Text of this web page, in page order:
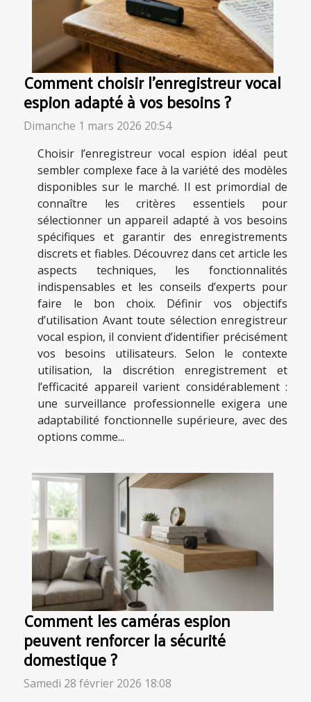
Comment choisir l'enregistreur vocal
espion adapté à vos besoins ?
Dimanche 1 mars 2026 20:54
Choisir l’enregistreur vocal espion idéal peut
sembler complexe face à la variété des modèles
disponibles sur le marché. Il est primordial de
connaître les critères essentiels pour
sélectionner un appareil adapté à vos besoins
spécifiques et garantir des enregistrements
discrets et fiables. Découvrez dans cet article les
aspects techniques, les fonctionnalités
indispensables et les conseils d’experts pour
faire le bon choix. Définir vos objectifs
d’utilisation Avant toute sélection enregistreur
vocal espion, il convient d’identifier précisément
vos besoins utilisateurs. Selon le contexte
utilisation, la discrétion enregistrement et
l’efficacité appareil varient considérablement :
une surveillance professionnelle exigera une
adaptabilité fonctionnelle supérieure, avec des
options comme...
Comment les caméras espion
peuvent renforcer la sécurité
domestique ?
Samedi 28 février 2026 18:08